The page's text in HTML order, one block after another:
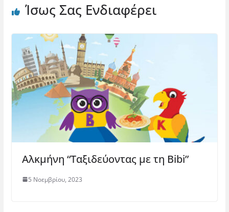
Ίσως Σας Ενδιαφέρει
Αλκμήνη “Ταξιδεύοντας με τη Bibi”
5 Νοεμβρίου, 2023